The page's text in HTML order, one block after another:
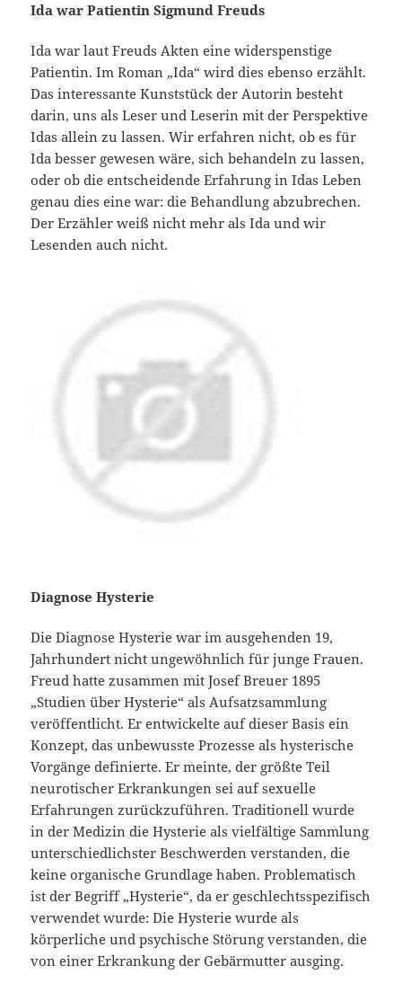
Ida war Patientin Sigmund Freuds
Ida war laut Freuds Akten eine widerspenstige
Patientin. Im Roman „Ida“ wird dies ebenso erzählt.
Das interessante Kunststück der Autorin besteht
darin, uns als Leser und Leserin mit der Perspektive
Idas allein zu lassen. Wir erfahren nicht, ob es für
Ida besser gewesen wäre, sich behandeln zu lassen,
oder ob die entscheidende Erfahrung in Idas Leben
genau dies eine war: die Behandlung abzubrechen.
Der Erzähler weiß nicht mehr als Ida und wir
Lesenden auch nicht.
Diagnose Hysterie
Die Diagnose Hysterie war im ausgehenden 19,
Jahrhundert nicht ungewöhnlich für junge Frauen.
Freud hatte zusammen mit Josef Breuer 1895
„Studien über Hysterie“ als Aufsatzsammlung
veröffentlicht. Er entwickelte auf dieser Basis ein
Konzept, das unbewusste Prozesse als hysterische
Vorgänge definierte. Er meinte, der größte Teil
neurotischer Erkrankungen sei auf sexuelle
Erfahrungen zurückzuführen. Traditionell wurde
in der Medizin die Hysterie als vielfältige Sammlung
unterschiedlichster Beschwerden verstanden, die
keine organische Grundlage haben. Problematisch
ist der Begriff „Hysterie“, da er geschlechtsspezifisch
verwendet wurde: Die Hysterie wurde als
körperliche und psychische Störung verstanden, die
von einer Erkrankung der Gebärmutter ausging.